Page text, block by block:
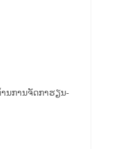
ານການຈັດກາຮຽນ-